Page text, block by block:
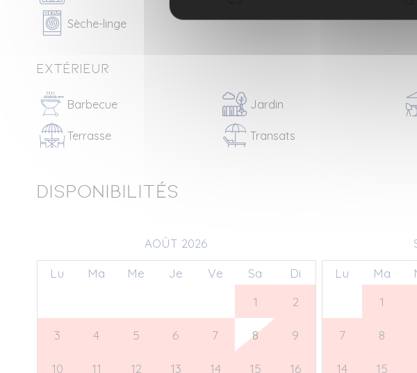
Sèche-linge
Extérieur
Barbecue Jardin
Terrasse Transats
Disponibilités
AOÛT 2026
Lu Ma Me Je Ve Sa
Di
1 2
3 4 5 6 7 8 9
10 11 12 13 14 15 16
Lu Ma
1
7 8
14 15